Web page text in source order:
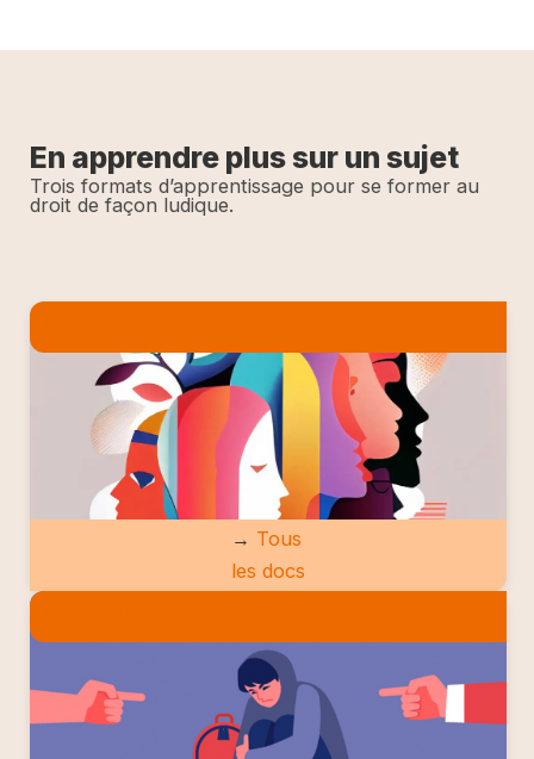
En apprendre plus sur un sujet
Trois formats d’apprentissage pour se former au
droit de façon ludique.
→ Tous
les docs